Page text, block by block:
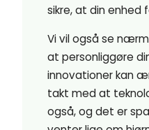
sikre, at din
Vi vil også se
at personliggøre
innovationer kan
takt med at
også, og det er